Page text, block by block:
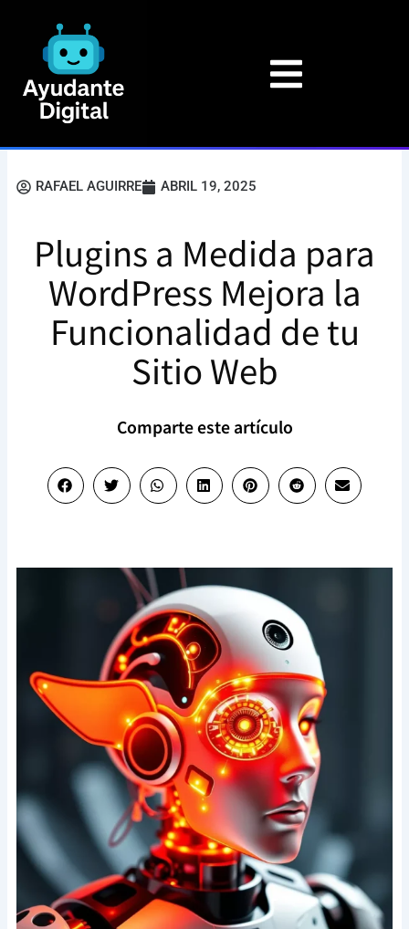
contenido
RAFAEL AGUIRRE ABRIL 19, 2025
Plugins a Medida para
WordPress Mejora la
Funcionalidad de tu
Sitio Web
Comparte este artículo